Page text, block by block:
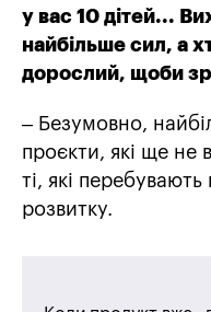
у вас 10 дітей...
найбільше сил, а
дорослий, щоби
– Безумовно,
проєкти, які ще не
ті, які перебувають
розвитку.